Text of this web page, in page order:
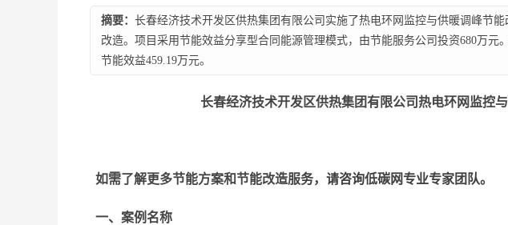
摘要： 长春经济技术开发区供热集团有限公司实施了热电环网监控与供暖调峰节
改造。项目采用节能效益分享型合同能源管理模式，由节能服务公司投资680万元
节能效益459.19万元。
长春经济技术开发区供热集团有限公司热电环网监控
如需了解更多节能方案和节能改造服务，请咨询低碳网专业专家团队。
一、案例名称